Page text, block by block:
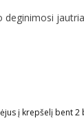
deginimosi
į krepšelį bent